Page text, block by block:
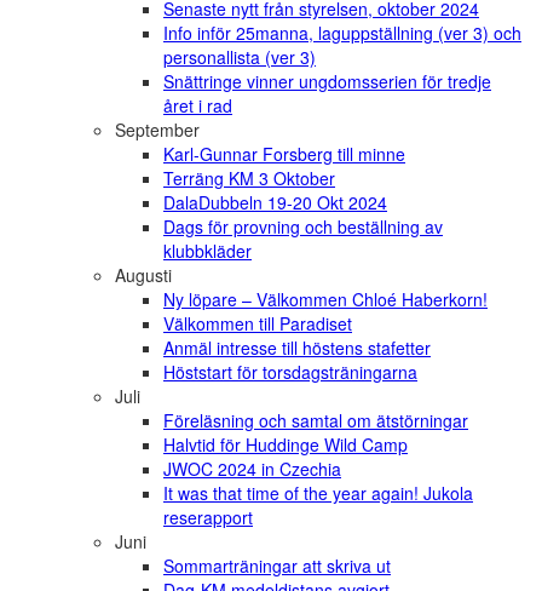
Senaste nytt från styrelsen, oktober 2024
Info inför 25manna, laguppställning (ver 3) och
personallista (ver 3)
Snättringe vinner ungdomsserien för tredje
året i rad
September
Karl-Gunnar Forsberg till minne
Terräng KM 3 Oktober
DalaDubbeln 19-20 Okt 2024
Dags för provning och beställning av
klubbkläder
Augusti
Ny löpare – Välkommen Chloé Haberkorn!
Välkommen till Paradiset
Anmäl intresse till höstens stafetter
Höststart för torsdagsträningarna
Juli
Föreläsning och samtal om ätstörningar
Halvtid för Huddinge Wild Camp
JWOC 2024 in Czechia
It was that time of the year again! Jukola
reserapport
Juni
Sommarträningar att skriva ut